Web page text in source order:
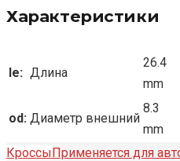
Характеристики
le: Длина
26.4
mm
od: Диаметр внешний
8.3
mm
КроссыПрименяется для